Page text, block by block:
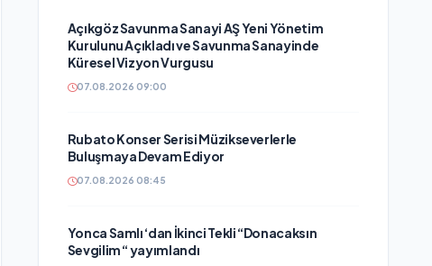
Açıkgöz Savunma Sanayi AŞ Yeni Yönetim
Kurulunu Açıkladı ve Savunma Sanayinde
Küresel Vizyon Vurgusu
07.08.2026 09:00
Rubato Konser Serisi Müzikseverlerle
Buluşmaya Devam Ediyor
07.08.2026 08:45
Yonca Samlı ‘dan İkinci Tekli “Donacaksın
Sevgilim “ yayımlandı